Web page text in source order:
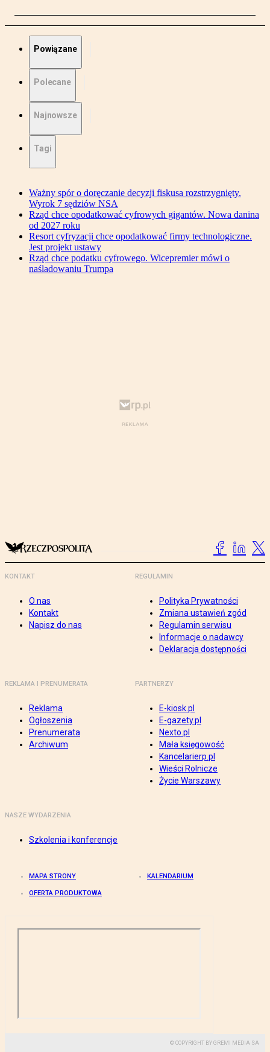
Powiązane
Polecane
Najnowsze
Tagi
Ważny spór o doręczanie decyzji fiskusa rozstrzygnięty.
Wyrok 7 sędziów NSA
Rząd chce opodatkować cyfrowych gigantów. Nowa danina
od 2027 roku
Resort cyfryzacji chce opodatkować firmy technologiczne.
Jest projekt ustawy
Rząd chce podatku cyfrowego. Wicepremier mówi o
naśladowaniu Trumpa
KONTAKT
O nas
Kontakt
Napisz do nas
REGULAMIN
Polityka Prywatności
Zmiana ustawień zgód
Regulamin serwisu
Informacje o nadawcy
Deklaracja dostępności
REKLAMA I PRENUMERATA
Reklama
Ogłoszenia
Prenumerata
Archiwum
PARTNERZY
E-kiosk.pl
E-gazety.pl
Nexto.pl
Mała księgowość
Kancelarierp.pl
Wieści Rolnicze
Życie Warszawy
NASZE WYDARZENIA
Szkolenia i konferencje
MAPA STRONY KALENDARIUM
OFERTA PRODUKTOWA
© COPYRIGHT BY GREMI MEDIA SA